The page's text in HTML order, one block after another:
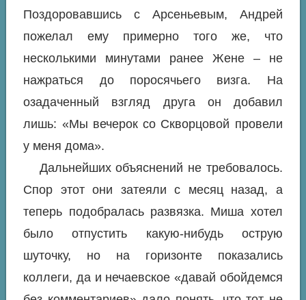
Поздоровавшись с Арсеньевым, Андрей
пожелал ему примерно того же, что
несколькими минутами ранее Жене – не
нажраться до поросячьего визга. На
озадаченный взгляд друга он добавил
лишь: «Мы вечерок со Скворцовой провели
у меня дома».
Дальнейших объяснений не требовалось.
Спор этот они затеяли с месяц назад, а
теперь подобралась развязка. Миша хотел
было отпустить какую-нибудь острую
шуточку, но на горизонте показались
коллеги, да и нечаевское «давай обойдемся